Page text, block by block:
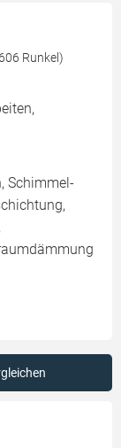
Runkel)
Schimmel-